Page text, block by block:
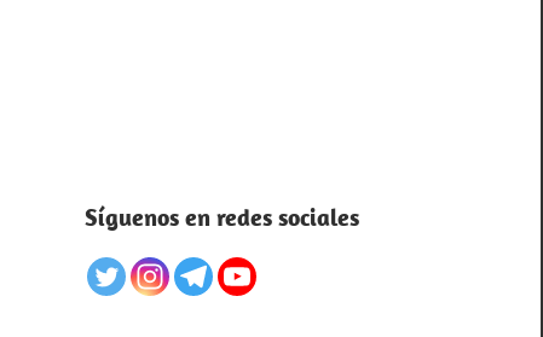
Síguenos en redes sociales